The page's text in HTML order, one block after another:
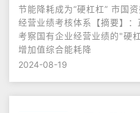
节能降耗成为“硬杠杠” 市国
经营业绩考核体系【摘要】
考察国有企业经营业绩的"硬
增加值综合能耗降
2024-08-19